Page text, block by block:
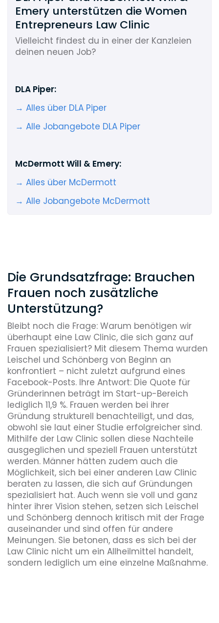
Emery unterstützen die Women
Entrepreneurs Law Clinic
Vielleicht findest du in einer der Kanzleien
deinen neuen Job?
DLA Piper:
→ Alles über DLA Piper
→ Alle Jobangebote DLA Piper
McDermott Will & Emery:
→ Alles über McDermott
→ Alle Jobangebote McDermott
Die Grundsatzfrage: Brauchen
Frauen noch zusätzliche
Unterstützung?
Bleibt noch die Frage: Warum benötigen wir
überhaupt eine Law Clinic, die sich ganz auf
Frauen spezialisiert? Mit diesem Thema wurden
Leischel und Schönberg von Beginn an
konfrontiert – nicht zuletzt aufgrund eines
Facebook-Posts. Ihre Antwort: Die Quote für
Gründerinnen beträgt im Start-up-Bereich
lediglich 11,9 %. Frauen werden bei ihrer
Gründung strukturell benachteiligt, und das,
obwohl sie laut einer Studie erfolgreicher sind.
Mithilfe der Law Clinic sollen diese Nachteile
ausgeglichen und speziell Frauen unterstützt
werden. Männer hätten zudem auch die
Möglichkeit, sich bei einer anderen Law Clinic
beraten zu lassen, die sich auf Gründungen
spezialisiert hat. Auch wenn sie voll und ganz
hinter ihrer Vision stehen, setzen sich Leischel
und Schönberg dennoch kritisch mit der Frage
auseinander und sind offen für andere
Meinungen. Sie betonen, dass es sich bei der
Law Clinic nicht um ein Allheilmittel handelt,
sondern lediglich um eine einzelne Maßnahme.